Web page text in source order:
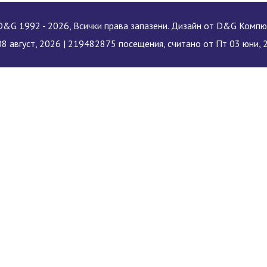
1992 - 2026, Всички права запазени. Дизайн от D&G
август, 2026 | 219482875 посещения, считано от Пт 03 юни,